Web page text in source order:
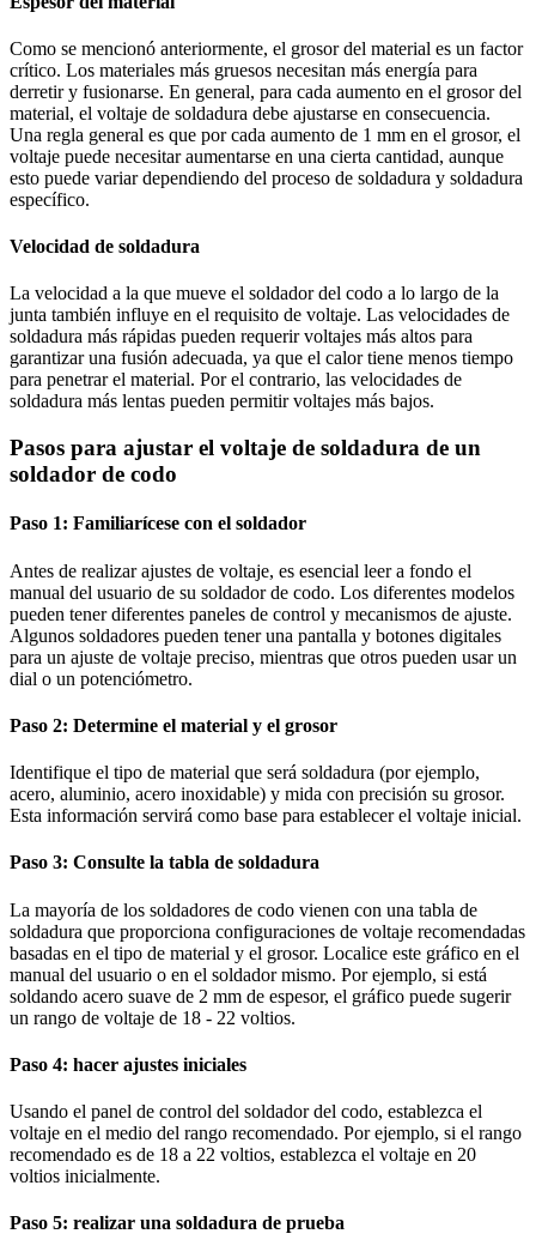
Como se mencionó anteriormente, el grosor del material es un factor
crítico. Los materiales más gruesos necesitan más energía para
derretir y fusionarse. En general, para cada aumento en el grosor del
material, el voltaje de soldadura debe ajustarse en consecuencia.
Una regla general es que por cada aumento de 1 mm en el grosor, el
voltaje puede necesitar aumentarse en una cierta cantidad, aunque
esto puede variar dependiendo del proceso de soldadura y soldadura
específico.
Velocidad de soldadura
La velocidad a la que mueve el soldador del codo a lo largo de la
junta también influye en el requisito de voltaje. Las velocidades de
soldadura más rápidas pueden requerir voltajes más altos para
garantizar una fusión adecuada, ya que el calor tiene menos tiempo
para penetrar el material. Por el contrario, las velocidades de
soldadura más lentas pueden permitir voltajes más bajos.
Pasos para ajustar el voltaje de soldadura de un
soldador de codo
Paso 1: Familiarícese con el soldador
Antes de realizar ajustes de voltaje, es esencial leer a fondo el
manual del usuario de su soldador de codo. Los diferentes modelos
pueden tener diferentes paneles de control y mecanismos de ajuste.
Algunos soldadores pueden tener una pantalla y botones digitales
para un ajuste de voltaje preciso, mientras que otros pueden usar un
dial o un potenciómetro.
Paso 2: Determine el material y el grosor
Identifique el tipo de material que será soldadura (por ejemplo,
acero, aluminio, acero inoxidable) y mida con precisión su grosor.
Esta información servirá como base para establecer el voltaje inicial.
Paso 3: Consulte la tabla de soldadura
La mayoría de los soldadores de codo vienen con una tabla de
soldadura que proporciona configuraciones de voltaje recomendadas
basadas en el tipo de material y el grosor. Localice este gráfico en el
manual del usuario o en el soldador mismo. Por ejemplo, si está
soldando acero suave de 2 mm de espesor, el gráfico puede sugerir
un rango de voltaje de 18 - 22 voltios.
Paso 4: hacer ajustes iniciales
Usando el panel de control del soldador del codo, establezca el
voltaje en el medio del rango recomendado. Por ejemplo, si el rango
recomendado es de 18 a 22 voltios, establezca el voltaje en 20
voltios inicialmente.
Paso 5: realizar una soldadura de prueba